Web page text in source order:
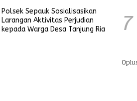
Polsek Sepauk Sosialisasikan
Larangan Aktivitas Perjudian
kepada Warga Desa Tanjung Ria
7